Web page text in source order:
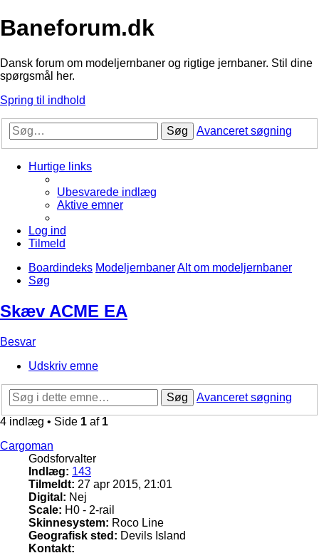
Baneforum.dk
Dansk forum om modeljernbaner og rigtige jernbaner. Stil dine
spørgsmål her.
Spring til indhold
Søg Avanceret søgning
Hurtige links
Ubesvarede indlæg
Aktive emner
Log ind
Tilmeld
Boardindeks ModeljernbanerAlt om modeljernbaner
Søg
Skæv ACME EA
Besvar
Udskriv emne
Søg
Avanceret søgning
4 indlæg • Side 1 af 1
Cargoman
Godsforvalter
Indlæg: 143
Tilmeldt: 27 apr 2015, 21:01
Digital: Nej
Scale: H0 - 2-rail
Skinnesystem: Roco Line
Geografisk sted: Devils Island
Kontakt: